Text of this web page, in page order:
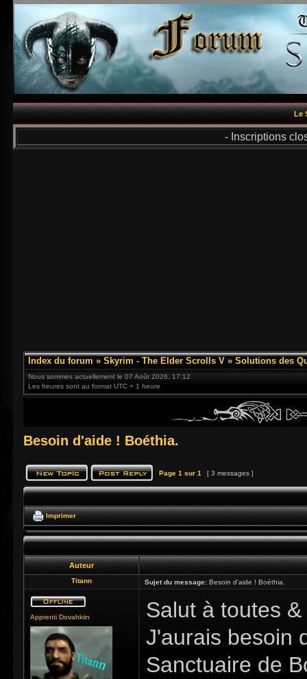
Le
- Inscriptions
Index du forum » Skyrim - The Elder Scrolls V » Solutions des
Nous sommes actuellement le 07 Août 2026, 17:12
Les heures sont au format UTC + 1 heure
Besoin d'aide ! Boéthia.
Page 1 sur 1 [ 3 messages ]
Imprimer
Auteur
Titann Sujet du message: Besoin d'aide ! Boéthia.
Apprenti Dovahkiin
Salut à toutes
J'aurais besoin
Sanctuaire de